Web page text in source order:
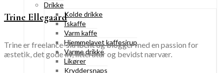
Drikke
Kolde drikke
Iskaffe
Varm kaffe
Hjemmelavet kaffesirup
Varme drikke
Likører
Kryddersnaps
Trine Ellegaard
Trine er freelance-skribent og blogger med en passion for
æstetik, det gode liv, litteratur og bevidst nærvær.